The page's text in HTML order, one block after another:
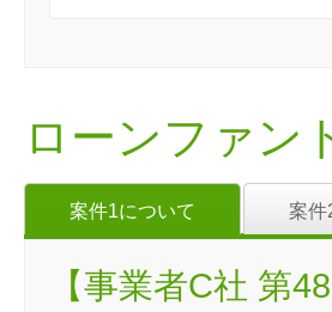
ローンファン
案件1について 案件
【事業者C社 第